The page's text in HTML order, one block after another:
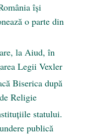
își
o parte din
la Aiud, în
Legii Vexler
Biserica după
Religie
statului.
publică